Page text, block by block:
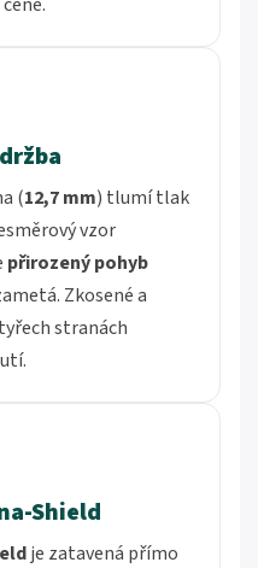
(12,7 mm) tlumí tlak
vzor
přirozený pohyb
Zkosené a
stranách
Shield
je zatavená přímo